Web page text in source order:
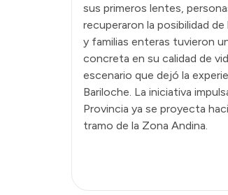
sus primeros lentes,
recuperaron la posibilidad
y familias enteras tuvieron
concreta en su calidad de
escenario que dejó la
Bariloche. La iniciativa
Provincia ya se proyecta
tramo de la Zona Andina.